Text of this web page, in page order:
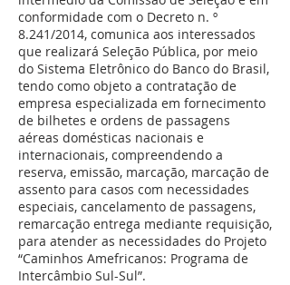
conformidade com o Decreto n. º
8.241/2014, comunica aos interessados
que realizará Seleção Pública, por meio
do Sistema Eletrônico do Banco do Brasil,
tendo como objeto a contratação de
empresa especializada em fornecimento
de bilhetes e ordens de passagens
aéreas domésticas nacionais e
internacionais, compreendendo a
reserva, emissão, marcação, marcação de
assento para casos com necessidades
especiais, cancelamento de passagens,
remarcação entrega mediante requisição,
para atender as necessidades do Projeto
“Caminhos Amefricanos: Programa de
Intercâmbio Sul-Sul”.